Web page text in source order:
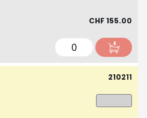
CHF 155.00
210211